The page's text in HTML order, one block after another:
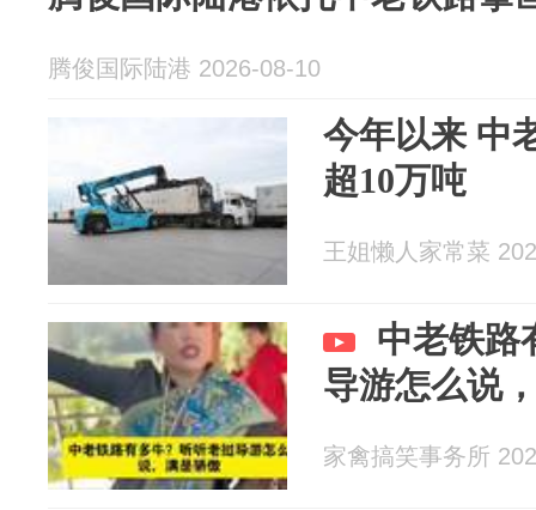
腾俊国际陆港 2026-08-10
今年以来 中
超10万吨
王姐懒人家常菜
中老铁路
导游怎么说
家禽搞笑事务所